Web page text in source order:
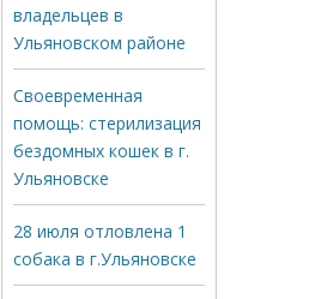
владельцев в
Ульяновском районе
Своевременная
помощь: стерилизация
бездомных кошек в г.
Ульяновске
28 июля отловлена 1
собака в г.Ульяновске